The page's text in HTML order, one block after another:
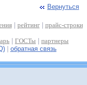
Вернуться
| рейтинг| прайс-строки
ГОСТы
партнеры
| обратная связь